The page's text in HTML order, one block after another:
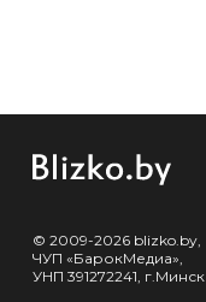
© 2009-2026 blizko.by,
ЧУП «БарокМедиа»,
УНП 391272241, г.Минск